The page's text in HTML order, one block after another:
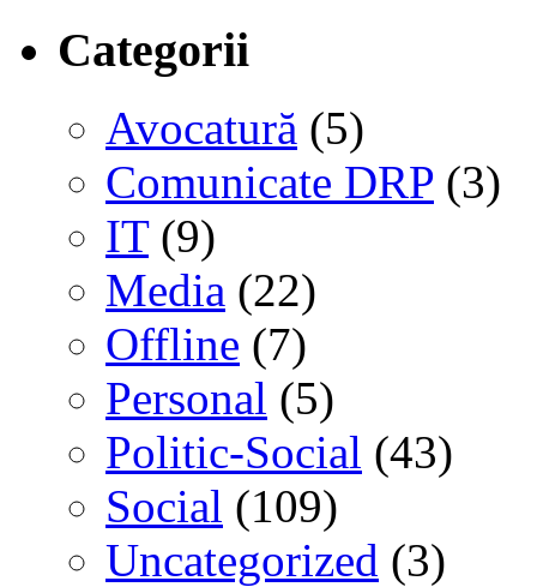
Categorii
Avocatură (5)
Comunicate DRP (3)
IT(9)
Media (22)
Offline (7)
Personal (5)
Politic-Social (43)
Social (109)
Uncategorized (3)